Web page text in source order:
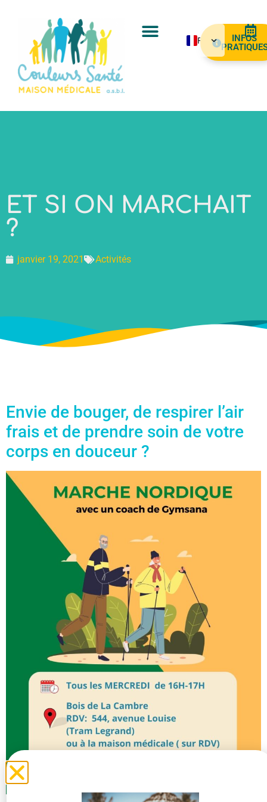
NL
INFOS
ET SI ON MARCHAIT
?
janvier 19, 2021 Activités
Envie de bouger, de respirer l’air
frais et de prendre soin de votre
corps en douceur ?